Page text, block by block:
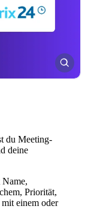
du Meeting-
deine
Name,
Priorität,
einem oder